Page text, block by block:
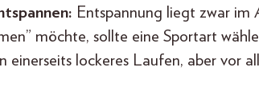
Entspannung liegt zwar im
möchte, sollte eine Sportart
einerseits lockeres Laufen, aber vor